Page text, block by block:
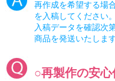
再作成を希望する場
を入稿してください。
入稿データを確認次
商品を発送いたします
○再製作の安